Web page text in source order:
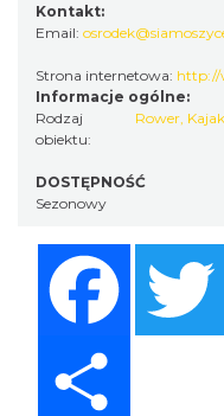
Kontakt:
Email:
Strona internetowa: http://
Informacje ogólne:
Rodzaj
obiektu:
Rower,
DOSTĘPNOŚĆ
Sezonowy